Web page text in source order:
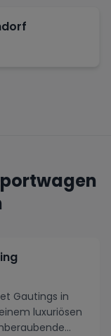
Gautings in
luxuriösen